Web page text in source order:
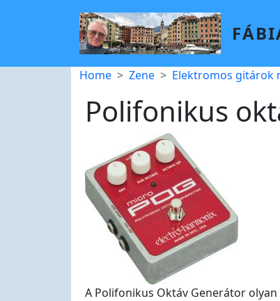
Breadcrumb
Home Zene Elektromos gitárok
Polifonikus
A Polifonikus Oktáv Generátor